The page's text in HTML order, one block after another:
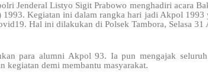
Jenderal Listyo Sigit Prabowo menghadiri acara
Kegiatan ini dalam rangka hari jadi Akpol 1993
Hal ini dilakukan di Polsek Tambora, Selasa 31
para alumni Akpol 93. Ia pun mengajak
kegiatan demi membantu masyarakat.